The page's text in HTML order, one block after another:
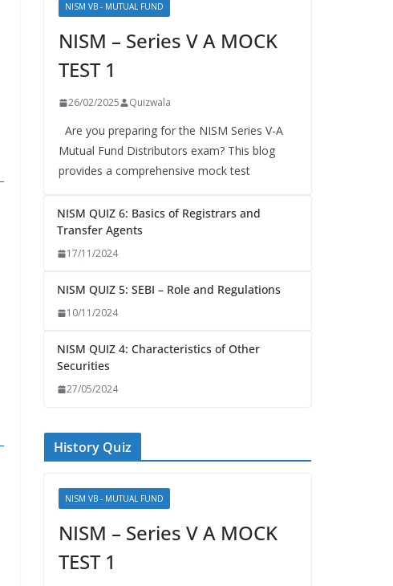
NISM VB - MUTUAL FUND
NISM – Series V A MOCK
TEST 1
26/02/2025 Quizwala
Are you preparing for the NISM Series V-A
Mutual Fund Distributors exam? This blog
provides a comprehensive mock test
NISM QUIZ 6: Basics of Registrars and
Transfer Agents
17/11/2024
NISM QUIZ 5: SEBI – Role and Regulations
10/11/2024
NISM QUIZ 4: Characteristics of Other
Securities
27/05/2024
History Quiz
NISM VB - MUTUAL FUND
NISM – Series V A MOCK
TEST 1